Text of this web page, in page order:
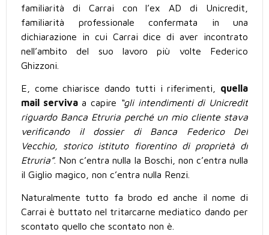
familiarità di Carrai con l’ex AD di Unicredit,
familiarità professionale confermata in una
dichiarazione in cui Carrai dice di aver incontrato
nell’ambito del suo lavoro più volte Federico
Ghizzoni.
E, come chiarisce dando tutti i riferimenti, quella
mail servivaa capire “gli intendimenti di Unicredit
riguardo Banca Etruria perché un mio cliente stava
verificando il dossier di Banca Federico Del
Vecchio, storico istituto fiorentino di proprietà di
Etruria”. Non c’entra nulla la Boschi, non c’entra nulla
il Giglio magico, non c’entra nulla Renzi.
Naturalmente tutto fa brodo ed anche il nome di
Carrai è buttato nel tritarcarne mediatico dando per
scontato quello che scontato non è.